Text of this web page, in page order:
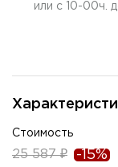
Стоимость
25 587 ₽ -15%
или с 10-00ч.